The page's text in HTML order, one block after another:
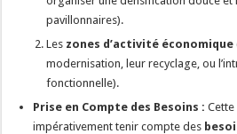
pavillonnaires).
Les zones d’activité économique
modernisation, leur recyclage, ou
fonctionnelle).
Prise en Compte des Besoins :
impérativement tenir compte des